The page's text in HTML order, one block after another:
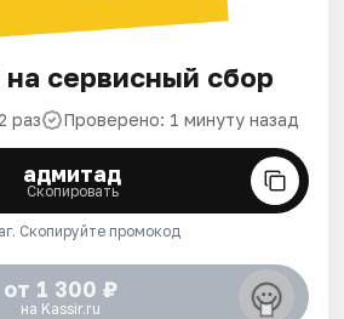
на сервисный сбор
раз Проверено: 1 минуту назад
адмитад
Скопировать
Скопируйте промокод
от 1 300 ₽
на Kassir.ru